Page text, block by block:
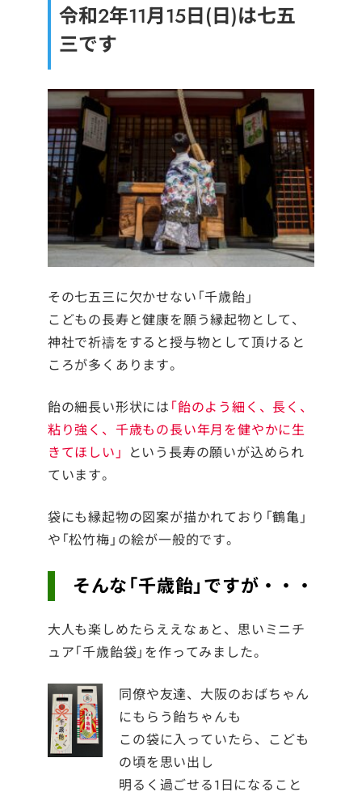
令和2年11月15日(日)は七五
三です
その七五三に欠かせない「千歳飴」
こどもの長寿と健康を願う縁起物として、
神社で祈禱をすると授与物として頂けると
ころが多くあります。
飴の細長い形状には 「飴のよう細く、長く、
粘り強く、千歳もの長い年月を健やかに生
きてほしい」 という長寿の願いが込められ
ています。
袋にも縁起物の図案が描かれており「鶴亀」
や「松竹梅」の絵が一般的です。
そんな「千歳飴」ですが・・・
大人も楽しめたらええなぁと、思いミニチ
ュア「千歳飴袋」を作ってみました。
同僚や友達、大阪のおばちゃん
にもらう飴ちゃんも
この袋に入っていたら、こども
の頃を思い出し
明るく過ごせる1日になること